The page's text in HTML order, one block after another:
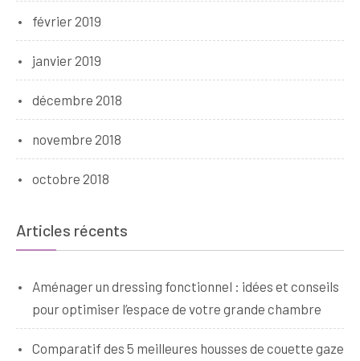
février 2019
janvier 2019
décembre 2018
novembre 2018
octobre 2018
Articles récents
Aménager un dressing fonctionnel : idées et conseils
pour optimiser l’espace de votre grande chambre
Comparatif des 5 meilleures housses de couette gaze